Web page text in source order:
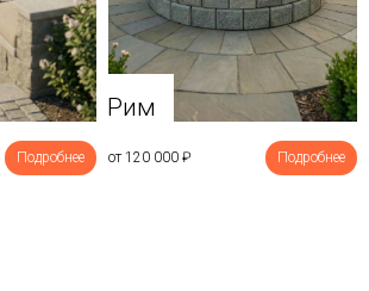
Подробнее
Рим
от 120 000 ₽ Подробнее